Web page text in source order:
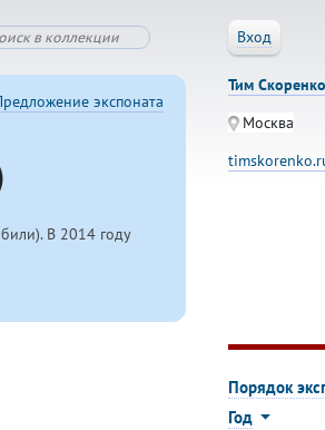
Вход
В 2014 году
экспоната
Тим Скоренко
Москва
Порядок
Год